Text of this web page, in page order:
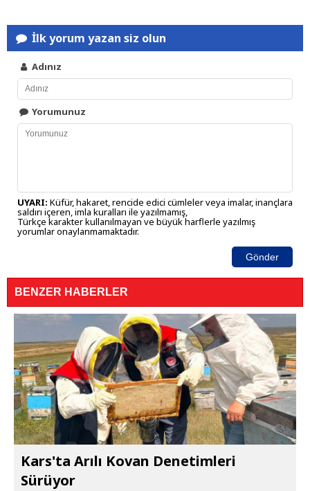
İlk yorum yazan siz olun
Adınız
Yorumunuz
UYARI: Küfür, hakaret, rencide edici cümleler veya imalar, inançlara
saldırı içeren, imla kuralları ile yazılmamış,
Türkçe karakter kullanılmayan ve büyük harflerle yazılmış
yorumlar onaylanmamaktadır.
Gönder
BENZER HABERLER
Kars'ta Arılı Kovan Denetimleri
Sürüyor